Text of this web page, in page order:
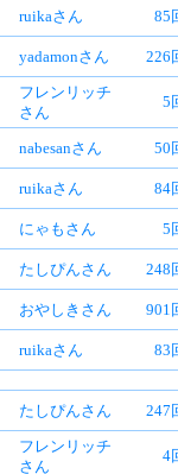
ruikaさん 85
yadamonさん 226
フレンリッチ
さん
5
nabesanさん 50
ruikaさん 84
にゃもさん 5
たしぴんさん 248
おやしきさん 901
ruikaさん 83
たしぴんさん 247
フレンリッチ
さん
4